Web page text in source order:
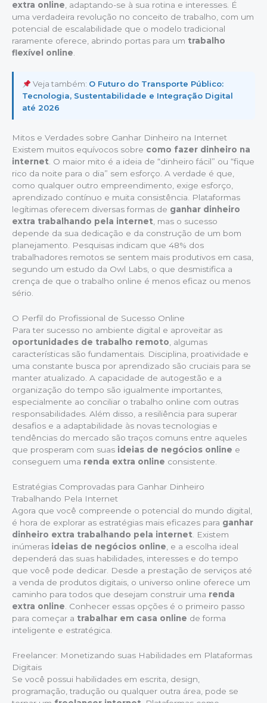
extra online, adaptando-se à sua rotina e interesses. É
uma verdadeira revolução no conceito de trabalho, com um
potencial de escalabilidade que o modelo tradicional
raramente oferece, abrindo portas para um trabalho
flexível online.
Veja também: O Futuro do Transporte Público:
Tecnologia, Sustentabilidade e Integração Digital
até 2026
Mitos e Verdades sobre Ganhar Dinheiro na Internet
Existem muitos equívocos sobre como fazer dinheiro na
internet. O maior mito é a ideia de “dinheiro fácil” ou “fique
rico da noite para o dia” sem esforço. A verdade é que,
como qualquer outro empreendimento, exige esforço,
aprendizado contínuo e muita consistência. Plataformas
legítimas oferecem diversas formas de ganhar dinheiro
extra trabalhando pela internet, mas o sucesso
depende da sua dedicação e da construção de um bom
planejamento. Pesquisas indicam que 48% dos
trabalhadores remotos se sentem mais produtivos em casa,
segundo um estudo da Owl Labs, o que desmistifica a
crença de que o trabalho online é menos eficaz ou menos
sério.
O Perfil do Profissional de Sucesso Online
Para ter sucesso no ambiente digital e aproveitar as
oportunidades de trabalho remoto , algumas
características são fundamentais. Disciplina, proatividade e
uma constante busca por aprendizado são cruciais para se
manter atualizado. A capacidade de autogestão e a
organização do tempo são igualmente importantes,
especialmente ao conciliar o trabalho online com outras
responsabilidades. Além disso, a resiliência para superar
desafios e a adaptabilidade às novas tecnologias e
tendências do mercado são traços comuns entre aqueles
que prosperam com suas ideias de negócios online e
conseguem uma renda extra online consistente.
Estratégias Comprovadas para Ganhar Dinheiro
Trabalhando Pela Internet
Agora que você compreende o potencial do mundo digital,
é hora de explorar as estratégias mais eficazes para ganhar
dinheiro extra trabalhando pela internet . Existem
inúmeras ideias de negócios online , e a escolha ideal
dependerá das suas habilidades, interesses e do tempo
que você pode dedicar. Desde a prestação de serviços até
a venda de produtos digitais, o universo online oferece um
caminho para todos que desejam construir uma renda
extra online . Conhecer essas opções é o primeiro passo
para começar a trabalhar em casa online de forma
inteligente e estratégica.
Freelancer: Monetizando suas Habilidades em Plataformas
Digitais
Se você possui habilidades em escrita, design,
programação, tradução ou qualquer outra área, pode se